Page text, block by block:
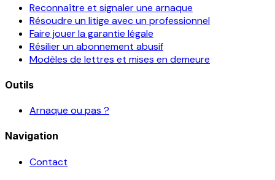
Reconnaître et signaler une arnaque
Résoudre un litige avec un professionnel
Faire jouer la garantie légale
Résilier un abonnement abusif
Modèles de lettres et mises en demeure
Outils
Arnaque ou pas ?
Navigation
Contact